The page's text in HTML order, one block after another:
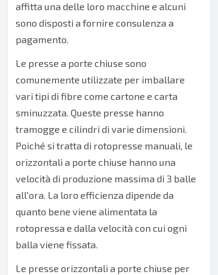
affitta una delle loro macchine e alcuni
sono disposti a fornire consulenza a
pagamento.
Le presse a porte chiuse sono
comunemente utilizzate per imballare
vari tipi di fibre come cartone e carta
sminuzzata. Queste presse hanno
tramogge e cilindri di varie dimensioni.
Poiché si tratta di rotopresse manuali, le
orizzontali a porte chiuse hanno una
velocità di produzione massima di 3 balle
all'ora. La loro efficienza dipende da
quanto bene viene alimentata la
rotopressa e dalla velocità con cui ogni
balla viene fissata.
Le presse orizzontali a porte chiuse per